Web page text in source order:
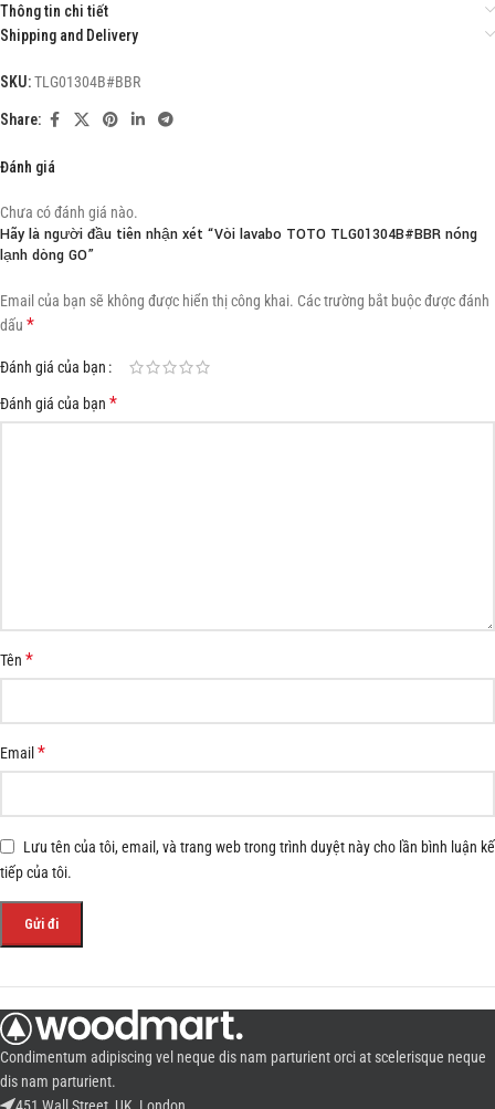
Thông tin chi tiết
Shipping and Delivery
SKU:TLG01304B#BBR
Share:
Đánh giá
Chưa có đánh giá nào.
Hãy là người đầu tiên nhận xét “Vòi lavabo TOTO TLG01304B#BBR nóng
lạnh dòng GO”
Email của bạn sẽ không được hiển thị công khai. Các trường bắt buộc được đánh
dấu *
Đánh giá của bạn
Đánh giá của bạn *
Tên *
Email*
Lưu tên của tôi, email, và trang web trong trình duyệt này cho lần bình luận kế
tiếp của tôi.
Condimentum adipiscing vel neque dis nam parturient orci at scelerisque neque
dis nam parturient.
451 Wall Street, UK, London